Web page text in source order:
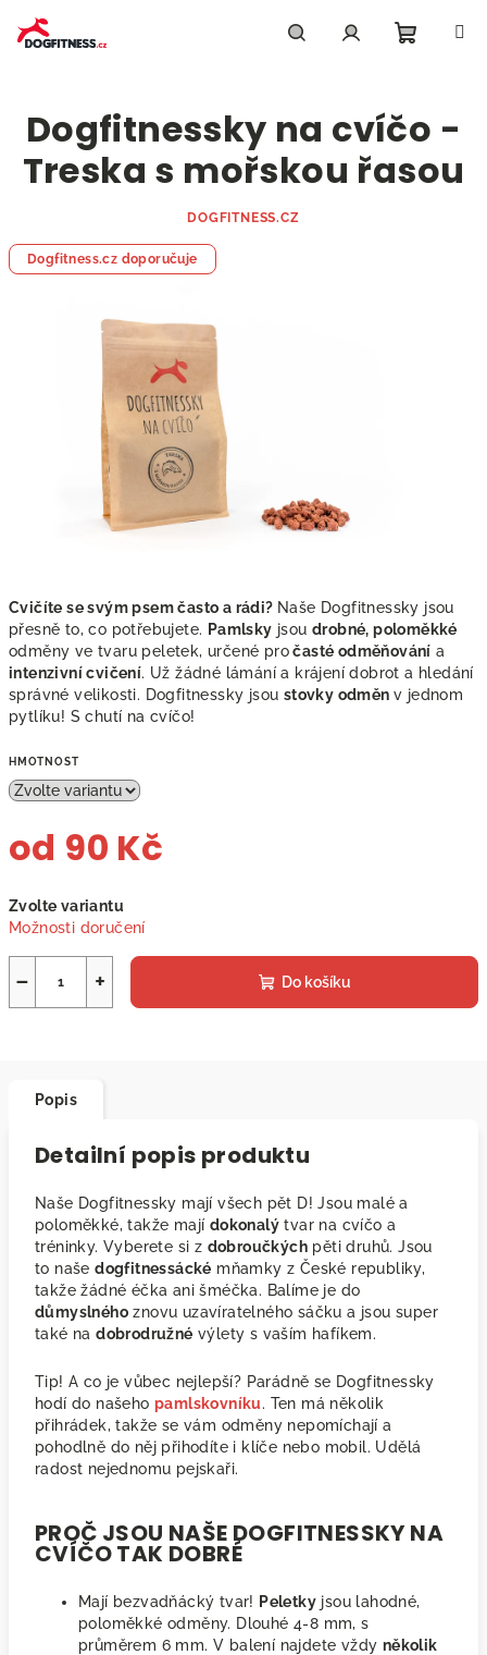
obsah
košík
Cvičíte se svým psem často a rádi? Naše Dogfitnessky jsou
přesně to, co potřebujete. Pamlsky jsoudrobné, poloměkké
odměny ve tvaru peletek, určené pročasté odměňování a
intenzivní cvičení. Už žádné lámání a krájení dobrot a hledání
správné velikosti. Dogfitnessky jsou stovky odměnv jednom
pytlíku! S chutí na cvíčo!
HMOTNOST
od 90 Kč
cena:
Zvolte variantu
Možnosti doručení
+
− Do košíku
Dogfitnessky na cvíčo -
Treska s mořskou řasou
DOGFITNESS.CZ
Dogfitness.cz doporučuje
Popis
Detailní popis produktu
Naše Dogfitnessky mají všech pět D! Jsou malé a
poloměkké, takže mají dokonalý tvar na cvíčo a
tréninky. Vyberete si z dobroučkých pěti druhů. Jsou
to našedogfitnessácké mňamky z České republiky,
takže žádné éčka ani šméčka. Balíme je do
důmyslného znovu uzavíratelného sáčku a jsou super
také nadobrodružné výlety s vaším hafíkem.
Tip! A co je vůbec nejlepší? Parádně se Dogfitnessky
hodí do našehopamlskovníku. Ten má několik
přihrádek, takže se vám odměny nepomíchají a
pohodlně do něj přihodíte i klíče nebo mobil. Udělá
radost nejednomu pejskaři.
PROČ JSOU NAŠE DOGFITNESSKY NA
CVÍČO TAK DOBRÉ
Mají bezvadňácký tvar! Peletky jsou lahodné,
poloměkké odměny. Dlouhé 4-8 mm, s
průměrem 6 mm. V balení najdete vždy několik